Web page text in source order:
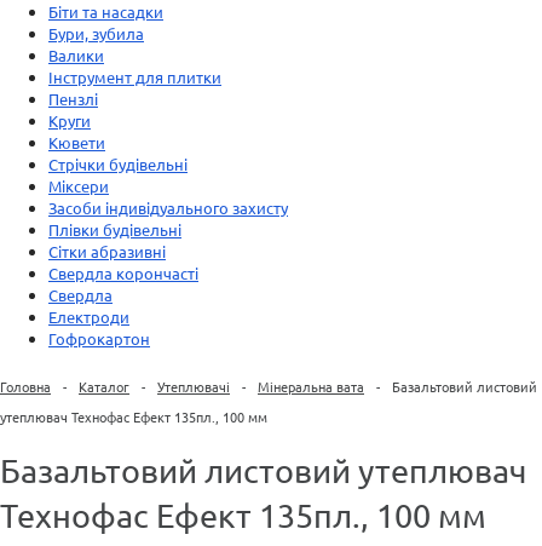
Біти та насадки
Бури, зубила
Валики
Інструмент для плитки
Пензлі
Круги
Кювети
Стрічки будівельні
Міксери
Засоби індивідуального захисту
Плівки будівельні
Сітки абразивні
Свердла корончасті
Свердла
Електроди
Гофрокартон
Головна - Каталог - Утеплювачі - Мінеральна вата -
Базальтовий листовий
утеплювач Технофас Ефект 135пл., 100 мм
Базальтовий листовий утеплювач
Технофас Ефект 135пл., 100 мм